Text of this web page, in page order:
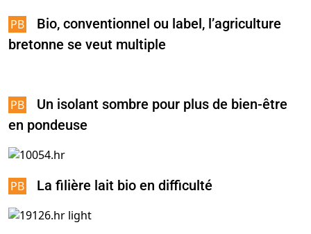
Bio, conventionnel ou label, l’agriculture
bretonne se veut multiple
Un isolant sombre pour plus de bien-être
en pondeuse
La filière lait bio en difficulté